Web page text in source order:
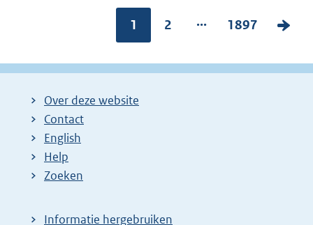
Pagina:
1
P
g
2 ...
P
g
1897
V
l
Over deze website
Contact
English
Help
Zoeken
Informatie hergebruiken